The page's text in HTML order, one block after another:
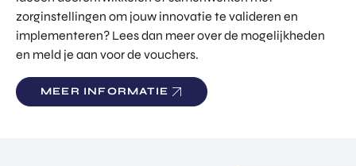
zorginstellingen om jouw innovatie te valideren en
implementeren? Lees dan meer over de mogelijkheden
en meld je aan voor de vouchers.
MEER INFORMATIE